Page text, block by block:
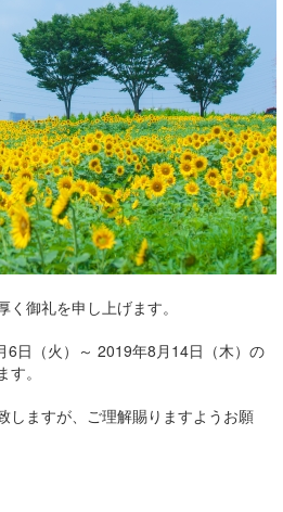
御礼を申し上げます。
6日（火）～ 2019年8月14日（木）の
。
しますが、ご理解賜りますようお願